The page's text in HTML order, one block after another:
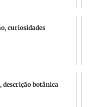
curiosidades
descrição botânica